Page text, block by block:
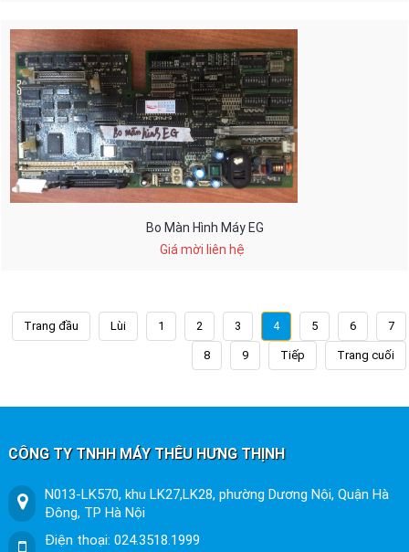
Bo Màn Hình Máy EG
Giá mời liên hệ
Trang đầu Lùi 1 2 3 4 5 6 7
8 9 Tiếp Trang cuối
CÔNG TY TNHH MÁY THÊU HƯNG THỊNH
N013-LK570, khu LK27,LK28, phường Dương Nội, Quận Hà
Đông, TP Hà Nội
Điện thoại: 024.3518.1999